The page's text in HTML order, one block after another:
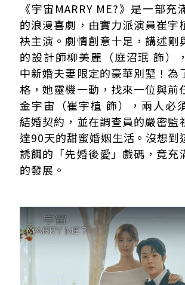
《宇宙MARRY ME?》是一部充
的浪漫喜劇，由實力派演員崔宇
袂主演。劇情創意十足，講述剛
的設計師柳美麗（庭沼珉 飾）
中新婚夫妻限定的豪華別墅！為
格，她靈機一動，找來一位與前
金宇宙（崔宇植 飾），兩人必
結婚契約，並在調查員的嚴密監
達90天的甜蜜婚姻生活。沒想到
誘餌的「先婚後愛」戲碼，竟充
的發展。